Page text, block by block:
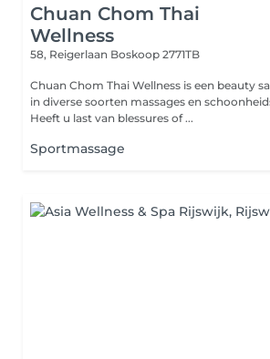
Chuan Chom Thai
Wellness
58, Reigerlaan Boskoop 2771TB
Chuan Chom Thai Wellness is een beauty
in diverse soorten massages en
Heeft u last van blessures of ...
Sportmassage